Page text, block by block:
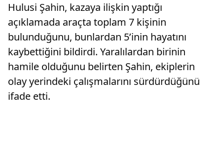
Hulusi Şahin, kazaya ilişkin yaptığı
açıklamada araçta toplam 7 kişinin
bulunduğunu, bunlardan 5’inin hayatını
kaybettiğini bildirdi. Yaralılardan birinin
hamile olduğunu belirten Şahin, ekiplerin
olay yerindeki çalışmalarını sürdürdüğünü
ifade etti.